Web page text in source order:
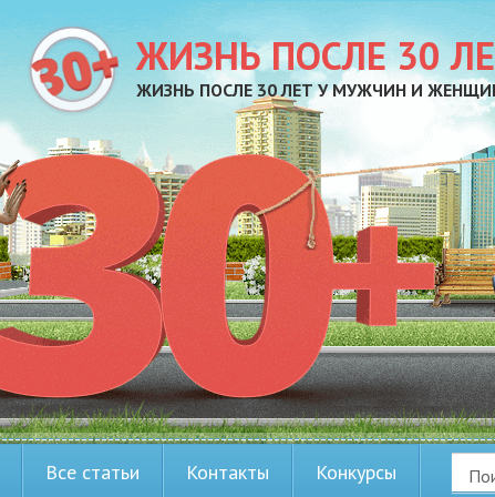
ЖИЗНЬ ПОСЛЕ 30
ЖИЗНЬ ПОСЛЕ 30 ЛЕТ У МУЖЧИН И
Все статьи Контакты Конкурсы